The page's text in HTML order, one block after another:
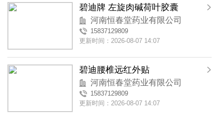
碧迪牌 左旋肉碱荷叶胶囊
河南恒春堂药业有限公司
15837129809
更新时间：2026-08-07 14:07
碧迪腰椎远红外贴
河南恒春堂药业有限公司
15837129809
更新时间：2026-08-07 14:07